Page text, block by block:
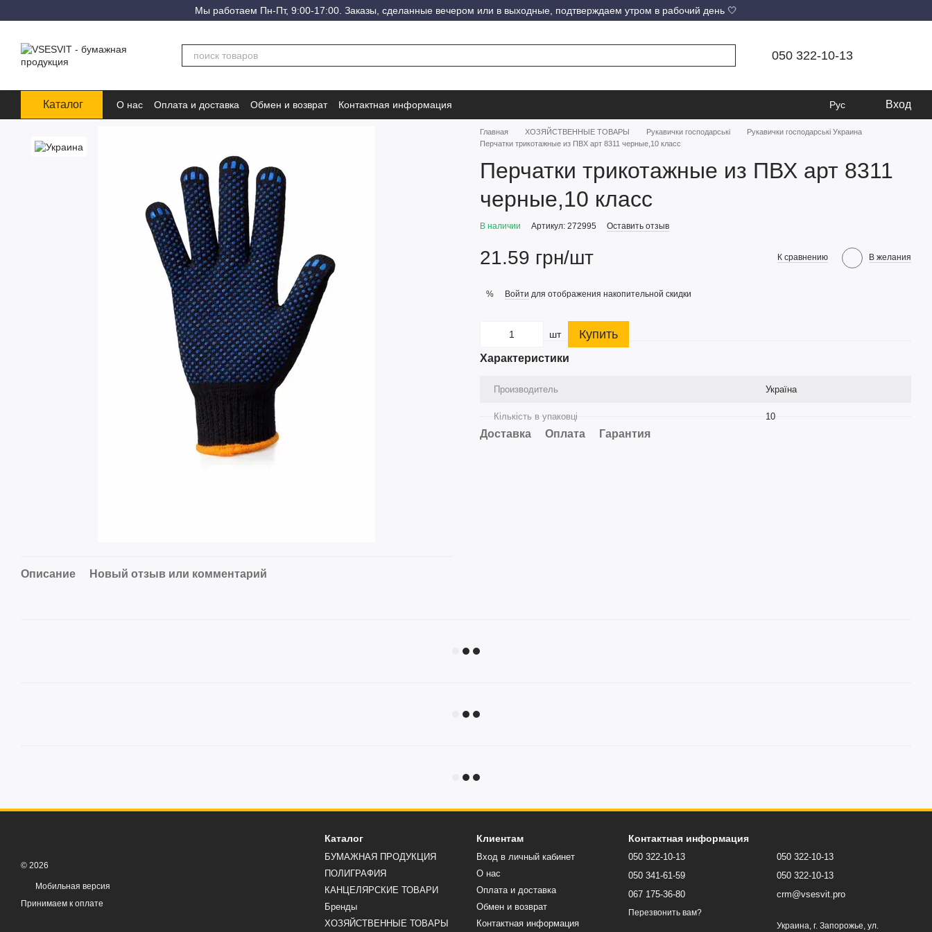
Мы работаем Пн-Пт, 9:00-17:00. Заказы, сделанные вечером или в выходные, подтверждаем утром в рабочий день 🤍
050 322-10-13
Каталог О нас Оплата и доставка Обмен и возврат Контактная информация Рус Вход
Описание Новый отзыв или комментарий
Главная ХОЗЯЙСТВЕННЫЕ ТОВАРЫ Рукавички господарські
Рукавички господарські Украина
Перчатки трикотажные из ПВХ арт 8311 черные,10 класс
Перчатки трикотажные из ПВХ арт 8311
черные,10 класс
В наличии Артикул: 272995 Оставить отзыв
21.59 грн/шт К сравнению В желания
% Войти для отображения накопительной скидки
шт Купить
Характеристики
Производитель Україна
Кількість в упаковці 10
Доставка Оплата Гарантия
© 2026
Мобильная версия
Принимаем к оплате
Каталог
БУМАЖНАЯ ПРОДУКЦИЯ
ПОЛИГРАФИЯ
КАНЦЕЛЯРСКИЕ ТОВАРИ
Бренды
ХОЗЯЙСТВЕННЫЕ ТОВАРЫ
Клиентам
Вход в личный кабинет
О нас
Оплата и доставка
Обмен и возврат
Контактная информация
Контактная информация
050 322-10-13
050 341-61-59
067 175-36-80
Перезвонить вам?
050 322-10-13
050 322-10-13
crm@vsesvit.pro
Украина, г. Запорожье, ул.